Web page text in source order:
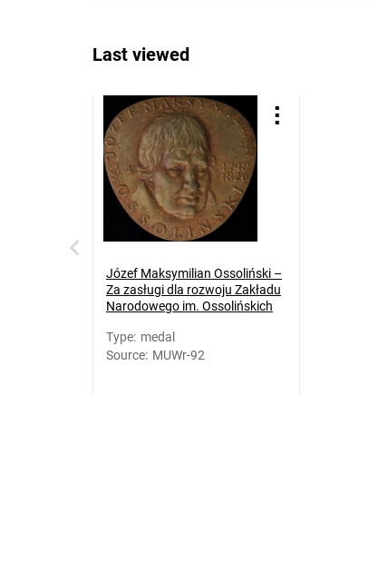
Last viewed
Józef Maksymilian Ossoliński –
Za zasługi dla rozwoju Zakładu
Narodowego im. Ossolińskich
Type: medal
Source: MUWr-92